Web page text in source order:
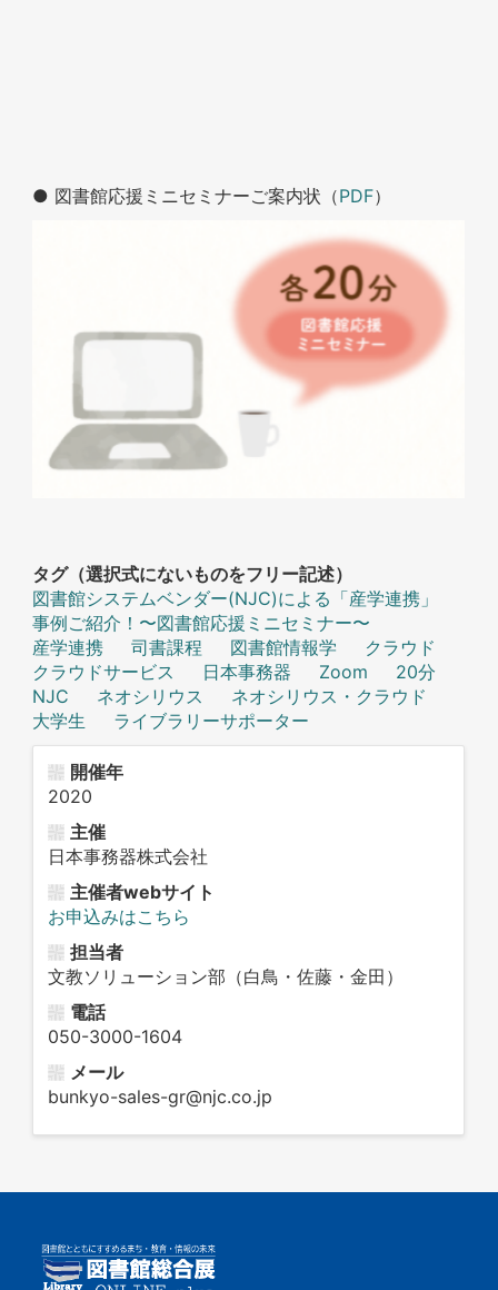
● 図書館応援ミニセミナーご案内状（PDF）
タグ（選択式にないものをフリー記述）
図書館システムベンダー(NJC)による「産学連携」
事例ご紹介！〜図書館応援ミニセミナー〜
産学連携
司書課程 図書館情報学
クラウド
クラウドサービス
日本事務器 Zoom
20分
NJC
ネオシリウス
ネオシリウス・クラウド
大学生
ライブラリーサポーター
開催年
2020
主催
日本事務器株式会社
主催者webサイト
お申込みはこちら
担当者
文教ソリューション部（白鳥・佐藤・金田）
電話
050-3000-1604
メール
bunkyo-sales-gr@njc.co.jp